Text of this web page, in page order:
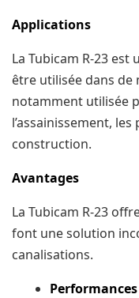
Applications
La Tubicam R-23
être utilisée dans de
notamment utilisée
l’assainissement,
construction.
Avantages
La Tubicam R-23
font une solution
canalisations.
Performances